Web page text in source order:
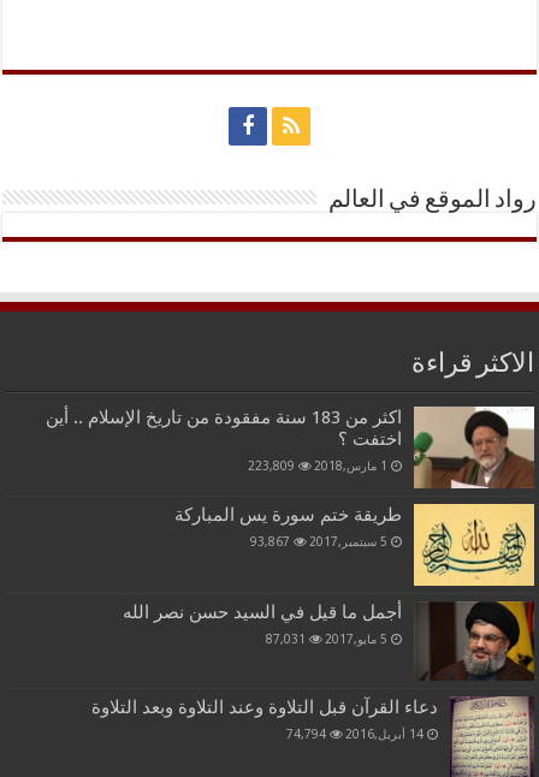
رواد الموقع في العالم
الاكثر قراءة
اكثر من 183 سنة مفقودة من تاريخ الإسلام .. أين
اختفت ؟
1 مارس,2018 223,809
طريقة ختم سورة يس المباركة
5 سبتمبر,2017 93,867
أجمل ما قيل في السيد حسن نصر الله
5 مايو,2017 87,031
دعاء القرآن قبل التلاوة وعند التلاوة وبعد التلاوة
14 أبريل,2016 74,794